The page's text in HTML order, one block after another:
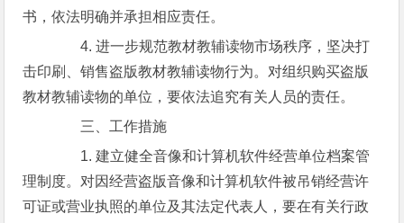
书，依法明确并承担相应责任。
4. 进一步规范教材教辅读物市场秩序，坚决打
击印刷、销售盗版教材教辅读物行为。对组织购买盗版
教材教辅读物的单位，要依法追究有关人员的责任。
三、工作措施
1. 建立健全音像和计算机软件经营单位档案管
理制度。对因经营盗版音像和计算机软件被吊销经营许
可证或营业执照的单位及其法定代表人，要在有关行政